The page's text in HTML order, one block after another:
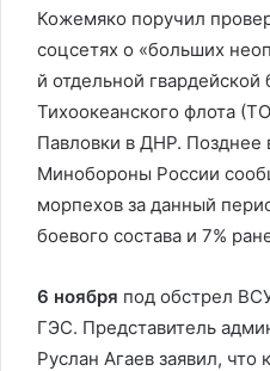
Кожемяко поручил
соцсетях о «больших
й отдельной
Тихоокеанского флота
Павловки в ДНР. Позднее
Минобороны России
морпехов за данный
боевого состава и 7%
6 ноября под обстрел
ГЭС. Представитель
Руслан Агаев заявил, что